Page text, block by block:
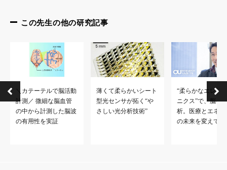
この先生の他の研究記事
＼カテーテルで脳活動
計測／ 微細な脳血管
の中から計測した脳波
の有用性を実証
薄くて柔らかいシート
型光センサが拓く“や
さしい光分析技術”
“柔らかなエレク
ニクス”で、脳を
析。医療とエネル
の未来を変えてい